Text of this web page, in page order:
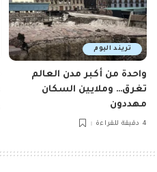
تريند اليوم
واحدة من أكبر مدن العالم
تغرق… وملايين السكان
مهددون
4 دقيقة للقراءة